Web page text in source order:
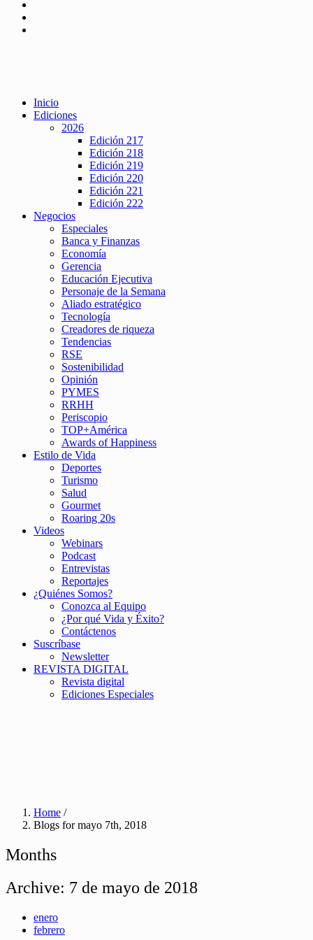
Inicio
Ediciones
2026
Edición 217
Edición 218
Edición 219
Edición 220
Edición 221
Edición 222
Negocios
Especiales
Banca y Finanzas
Economía
Gerencia
Educación Ejecutiva
Personaje de la Semana
Aliado estratégico
Tecnología
Creadores de riqueza
Tendencias
RSE
Sostenibilidad
Opinión
PYMES
RRHH
Periscopio
TOP+América
Awards of Happiness
Estilo de Vida
Deportes
Turismo
Salud
Gourmet
Roaring 20s
Videos
Webinars
Podcast
Entrevistas
Reportajes
¿Quiénes Somos?
Conozca al Equipo
¿Por qué Vida y Éxito?
Contáctenos
Suscríbase
Newsletter
REVISTA DIGITAL
Revista digital
Ediciones Especiales
Home /
Blogs for mayo 7th, 2018
Months
Archive: 7 de mayo de 2018
enero
febrero